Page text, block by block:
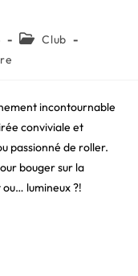
PostClub
incontournable
conviviale et
passionné de roller.
bouger sur la
lumineux ?!